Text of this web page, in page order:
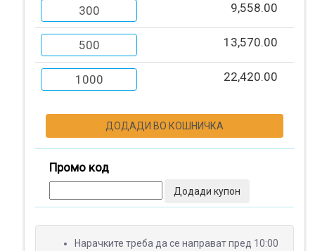
ТЕКСТИЛ
300 9,558.00
500 13,570.00
1000 22,420.00
ДОДАДИ ВО КОШНИЧКА
Промо код
Додади купон
Нарачките треба да се направат пред 10:00